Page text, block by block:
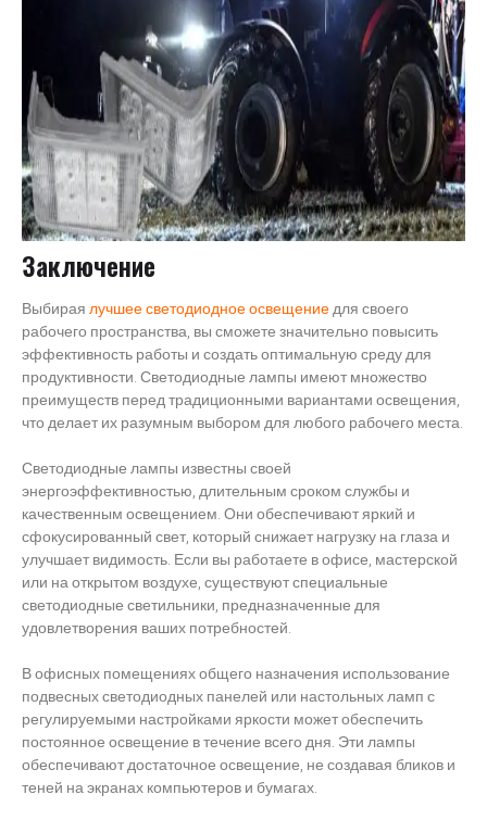
Заключение
Выбираялучшее светодиодное освещениедля своего
рабочего пространства, вы сможете значительно повысить
эффективность работы и создать оптимальную среду для
продуктивности. Светодиодные лампы имеют множество
преимуществ перед традиционными вариантами освещения,
что делает их разумным выбором для любого рабочего места.
Светодиодные лампы известны своей
энергоэффективностью, длительным сроком службы и
качественным освещением. Они обеспечивают яркий и
сфокусированный свет, который снижает нагрузку на глаза и
улучшает видимость. Если вы работаете в офисе, мастерской
или на открытом воздухе, существуют специальные
светодиодные светильники, предназначенные для
удовлетворения ваших потребностей.
В офисных помещениях общего назначения использование
подвесных светодиодных панелей или настольных ламп с
регулируемыми настройками яркости может обеспечить
постоянное освещение в течение всего дня. Эти лампы
обеспечивают достаточное освещение, не создавая бликов и
теней на экранах компьютеров и бумагах.